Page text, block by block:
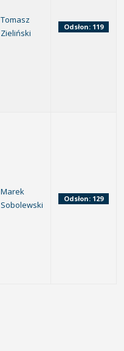
Tomasz
Zieliński
Odsłon: 119
Marek
Sobolewski
Odsłon: 129